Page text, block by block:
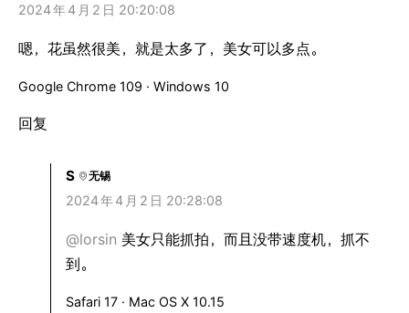
2024年4 月 2 日 20:20:08
嗯，花虽然很美，就是太多了，美女可以多点。
Google Chrome 109 · Windows 10
回复
S 无锡
2024年4 月 2 日 20:28:08
@lorsin 美女只能抓拍，而且没带速度机，抓不
到。
Safari 17 · Mac OS X 10.15